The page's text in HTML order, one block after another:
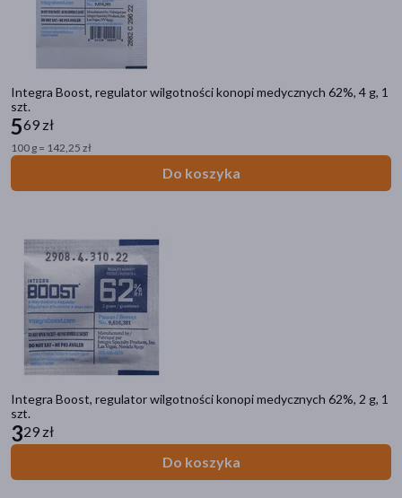
Integra Boost, regulator wilgotności konopi medycznych 62%, 4 g, 1
szt.
569 zł
100 g = 142,25 zł
Do koszyka
Integra Boost, regulator wilgotności konopi medycznych 62%, 2 g, 1
szt.
329 zł
Do koszyka